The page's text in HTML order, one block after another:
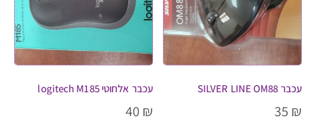
עכבר SILVER LINE OM88
35 ₪
עכבר אלחוטי logitech M185
40 ₪